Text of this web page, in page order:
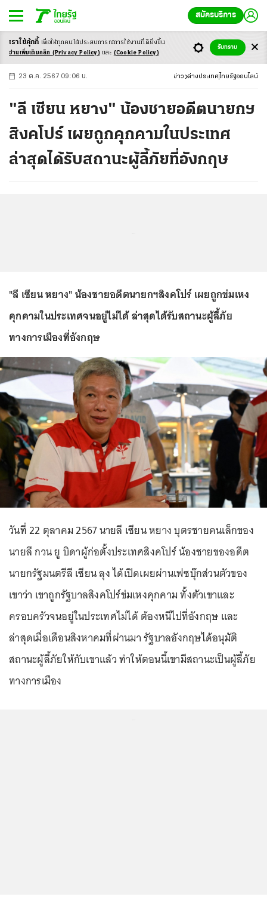
สมัครบริการ
-ก ก ก+
23 ต.ค. 2567 09:06 น. ข่าว ต่างประเทศ ไทยรัฐออนไลน์
"ลี เซียน หยาง" น้องชายอดีตนายกฯ
สิงคโปร์ เผยถูกคุกคามในประเทศ
ล่าสุดได้รับสถานะผู้ลี้ภัยที่อังกฤษ
"ลี เซียน หยาง" น้องชายอดีตนายกฯสิงคโปร์ เผยถูกข่มเหง
คุกคามในประเทศจนอยู่ไม่ได้ ล่าสุดได้รับสถานะผู้ลี้ภัย
ทางการเมืองที่อังกฤษ
วันที่ 22 ตุลาคม 2567 นายลี เซียน หยาง บุตรชายคนเล็กของ
นายลี กวน ยู บิดาผู้ก่อตั้งประเทศสิงคโปร์ น้องชายของอดีต
นายกรัฐมนตรีลี เซียน ลุง ได้เปิดเผยผ่านเฟซบุ๊กส่วนตัวของ
เขาว่า เขาถูกรัฐบาลสิงคโปร์ข่มเหงคุกคาม ทั้งตัวเขาและ
ครอบครัวจนอยู่ในประเทศไม่ได้ ต้องหนีไปที่อังกฤษ และ
ล่าสุดเมื่อเดือนสิงหาคมที่ผ่านมา รัฐบาลอังกฤษได้อนุมัติ
สถานะผู้ลี้ภัยให้กับเขาแล้ว ทำให้ตอนนี้เขามีสถานะเป็นผู้ลี้ภัย
ทางการเมือง
เราใช้คุ้กกี้ เพื่อให้ทุกคนได้ประสบการณ์การใช้งานที่ดียิ่งขึ้น
อ่านเพิ่มเติมคลิก (Privacy Policy) และ (Cookie Policy)
รับทราบ